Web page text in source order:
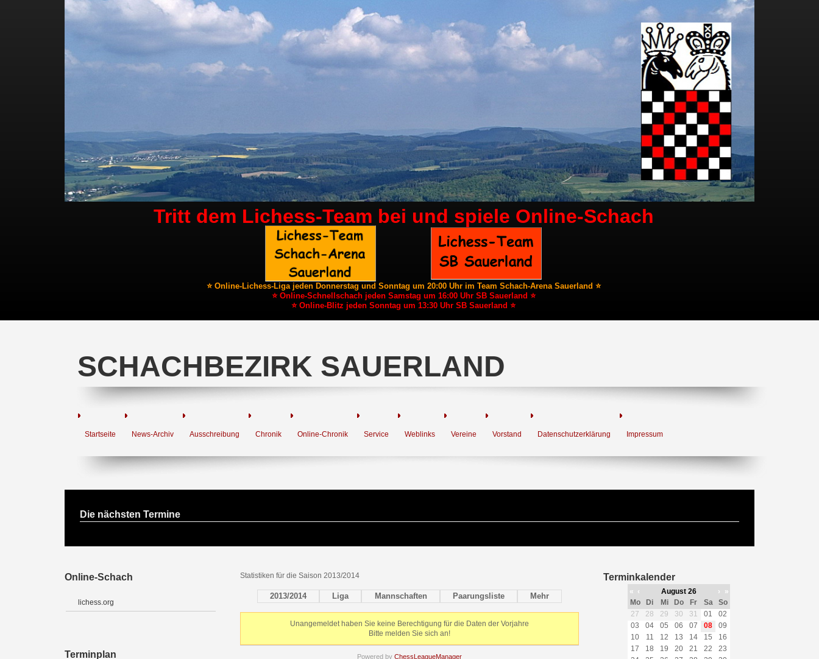
Tritt dem Lichess-Team bei und spiele Online-Schach
⭐ Online-Lichess-Liga jeden Donnerstag und Sonntag um 20:00 Uhr im Team Schach-Arena Sauerland ⭐
⭐ Online-Schnellschach jeden Samstag um 16:00 Uhr SB Sauerland ⭐
⭐ Online-Blitz jeden Sonntag um 13:30 Uhr SB Sauerland ⭐
SCHACHBEZIRK SAUERLAND
Startseite News-Archiv Ausschreibung Chronik Online-Chronik Service Weblinks Vereine Vorstand Datenschutzerklärung Impressum
Die nächsten Termine
Online-Schach
lichess.org
Terminplan
Statistiken für die Saison 2013/2014
2013/2014 Liga Mannschaften Paarungsliste Mehr
Unangemeldet haben Sie keine Berechtigung für die Daten der Vorjahre
Bitte melden Sie sich an!
Powered by ChessLeagueManager
Terminkalender
« ‹ August 26 ›
»
Mo
Di Mi Do Fr Sa
So
27
28 29 30 31 01
02
03
04 05 06 07 08
09
10
11 12 13 14 15
16
17
18 19 20 21 22
23